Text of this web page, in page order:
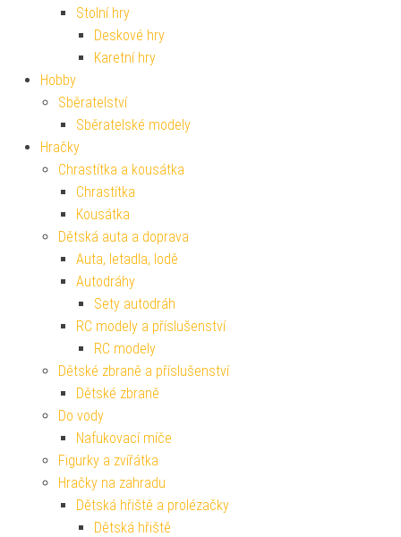
Stolní hry
Deskové hry
Karetní hry
Hobby
Sběratelství
Sběratelské modely
Hračky
Chrastítka a kousátka
Chrastítka
Kousátka
Dětská auta a doprava
Auta, letadla, lodě
Autodráhy
Sety autodráh
RC modely a příslušenství
RC modely
Dětské zbraně a příslušenství
Dětské zbraně
Do vody
Nafukovací míče
Figurky a zvířátka
Hračky na zahradu
Dětská hřiště a prolézačky
Dětská hřiště